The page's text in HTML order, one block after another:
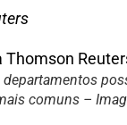
comuns –